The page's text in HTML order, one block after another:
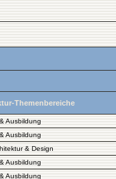
Themenbereiche
Ausbildung
Ausbildung
& Design
Ausbildung
Ausbildung